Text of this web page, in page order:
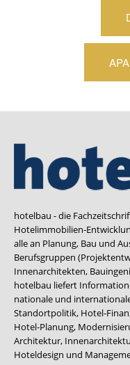
hotelbau - die
Hotelimmobilien-
alle an Planung, Bau und
Berufsgruppen
Innenarchitekten,
hotelbau liefert
nationale und
Standortpolitik, Hotel-
Hotel-Planung,
Architektur,
Hoteldesign und